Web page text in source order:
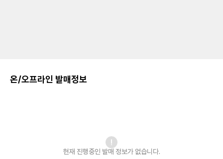
온/오프라인 발매정보
현재 진행중인 발매 정보가 없습니다.